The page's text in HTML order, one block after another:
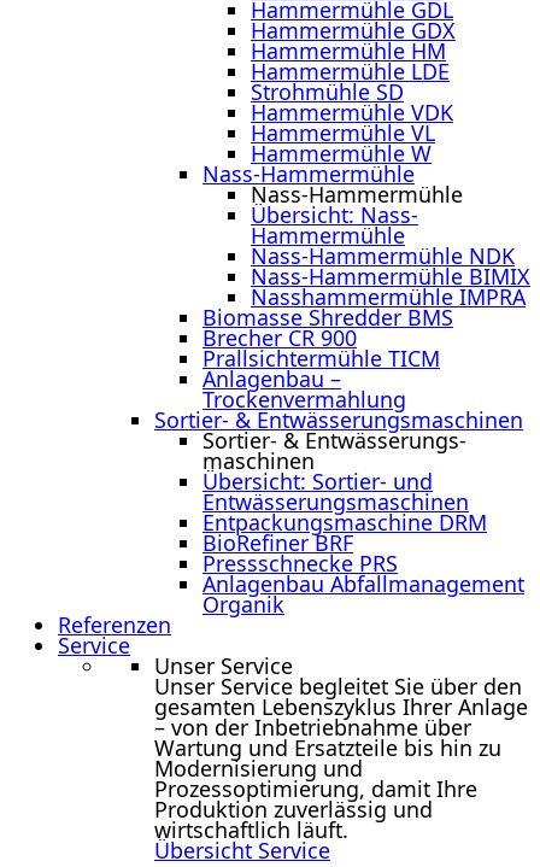
Hammermühle GDL
Hammermühle GDX
Hammermühle HM
Hammermühle LDE
Strohmühle SD
Hammermühle VDK
Hammermühle VL
Hammermühle W
Nass-Hammermühle
Nass-Hammermühle
Übersicht: Nass-
Hammermühle
Nass-Hammermühle NDK
Nass-Hammermühle BIMIX
Nasshammermühle IMPRA
Biomasse Shredder BMS
Brecher CR 900
Prallsichtermühle TICM
Anlagenbau –
Trockenvermahlung
Sortier- & Entwässerungs­maschinen
Sortier- & Entwässerungs­
maschinen
Übersicht: Sortier- und
Entwässerungsmaschinen
Entpackungsmaschine DRM
BioRefiner BRF
Pressschnecke PRS
Anlagenbau Abfallmanagement
Organik
Referenzen
Service
Unser Service
Unser Service begleitet Sie über den
gesamten Lebenszyklus Ihrer Anlage
– von der Inbetriebnahme über
Wartung und Ersatzteile bis hin zu
Modernisierung und
Prozessoptimierung, damit Ihre
Produktion zuverlässig und
wirtschaftlich läuft.
Übersicht Service